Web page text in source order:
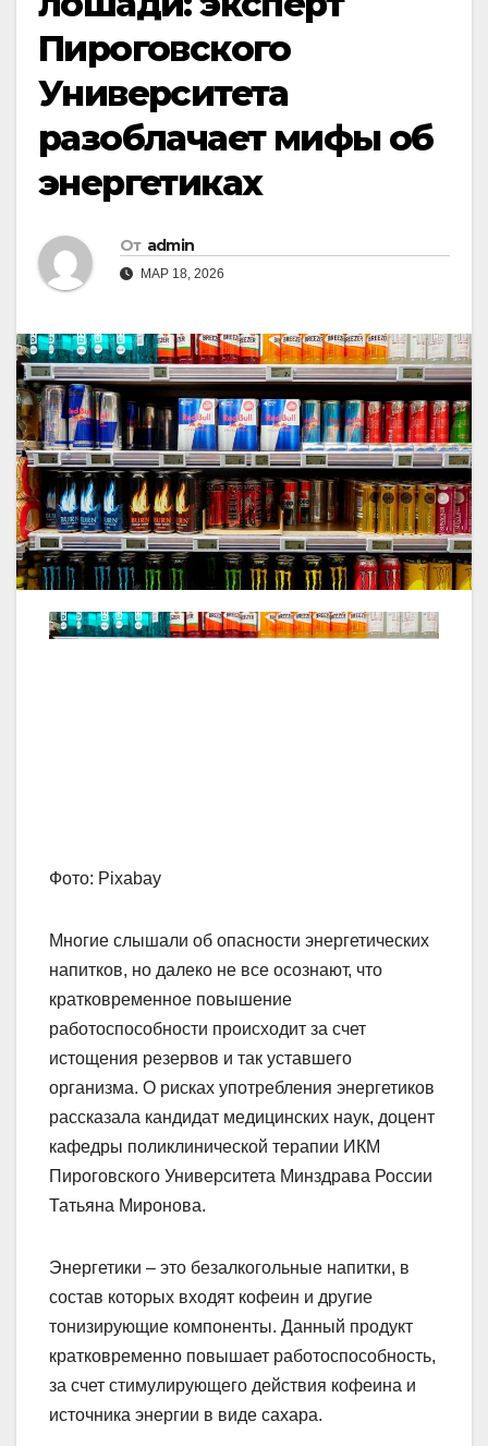
Пироговского
Университета
разоблачает мифы об
энергетиках
От admin
МАР 18, 2026
Фото: Pixabay
Многие слышали об опасности энергетических
напитков, но далеко не все осознают, что
кратковременное повышение
работоспособности происходит за счет
истощения резервов и так уставшего
организма. О рисках употребления энергетиков
рассказала кандидат медицинских наук, доцент
кафедры поликлинической терапии ИКМ
Пироговского Университета Минздрава России
Татьяна Миронова.
Энергетики – это безалкогольные напитки, в
состав которых входят кофеин и другие
тонизирующие компоненты. Данный продукт
кратковременно повышает работоспособность,
за счет стимулирующего действия кофеина и
источника энергии в виде сахара.